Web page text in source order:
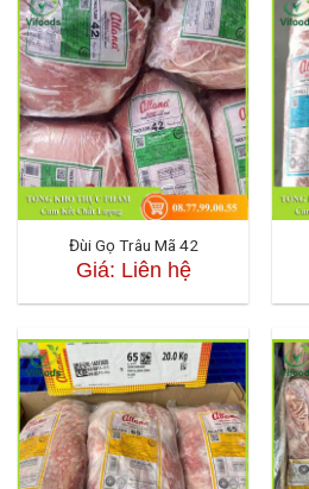
Đùi Gọ Trâu Mã 42
Giá: Liên hệ